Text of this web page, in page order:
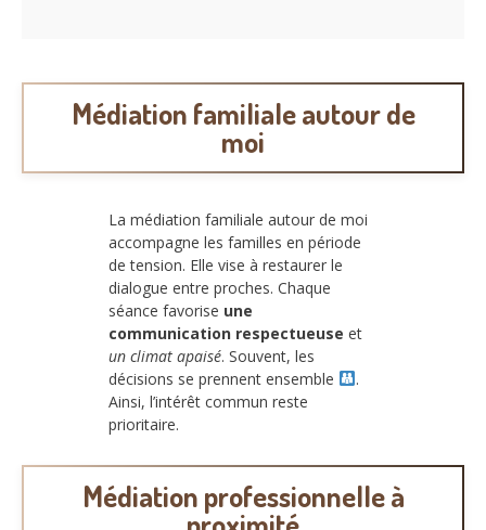
Médiation familiale autour de
moi
La médiation familiale autour de moi
accompagne les familles en période
de tension. Elle vise à restaurer le
dialogue entre proches. Chaque
séance favorise une
communication respectueuse et
un climat apaisé. Souvent, les
décisions se prennent ensemble
.
Ainsi, l’intérêt commun reste
prioritaire.
Médiation professionnelle à